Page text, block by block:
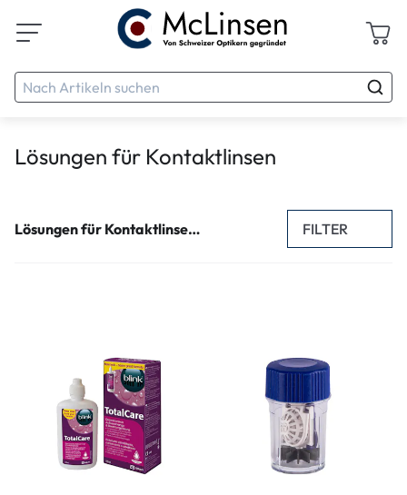
Lösungen für Kontaktlinsen
Lösungen für Kontaktlinsen (138) FILTER